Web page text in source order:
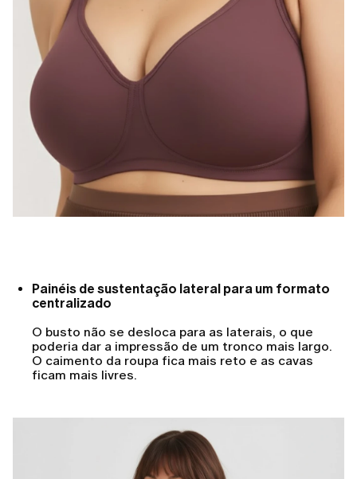
Painéis de sustentação lateral para um formato
centralizado
O busto não se desloca para as laterais, o que
poderia dar a impressão de um tronco mais largo.
O caimento da roupa fica mais reto e as cavas
ficam mais livres.